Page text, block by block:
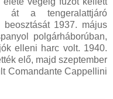
át a tengeralattjáró
beosztását 1937. május
polgárháborúban,
elleni harc volt. 1940.
elő, majd szeptember
Comandante Cappellini